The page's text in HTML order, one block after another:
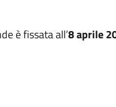
è fissata all’8 aprile